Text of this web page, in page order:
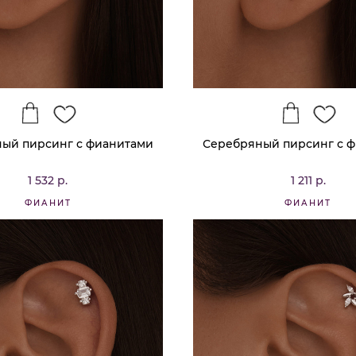
пирсинг с фианитами
1 532 р.
ФИАНИТ
Серебряный пирсинг с
1 211 р.
ФИАНИТ